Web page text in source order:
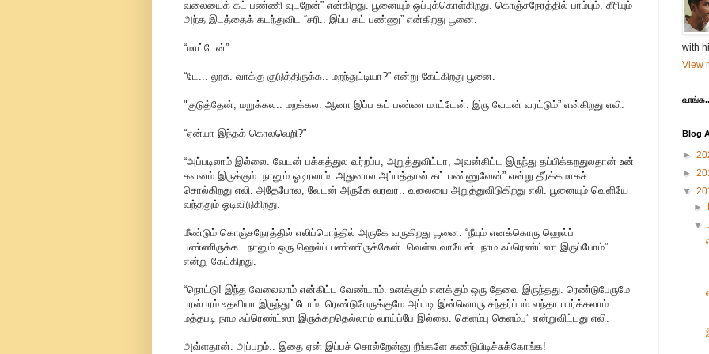
வலையைக் கட் பண்ணி வுடறேன்” என்கிறது. பூனையும் ஒப்புக்கொள்கிறது. கொஞ்சநேரத்தில் பாம்பும், கீரியும்
அந்த இடத்தைக் கடந்துவிட “சரி.. இப்ப கட் பண்ணு” என்கிறது பூனை.
“மாட்டேன்”
“டே... லூசு. வாக்கு குடுத்திருக்க.. மறந்துட்டியா?” என்று கேட்கிறது பூனை.
"குடுத்தேன், மறுக்கல.. மறக்கல. ஆனா இப்ப கட் பண்ண மாட்டேன். இரு வேடன் வரட்டும்” என்கிறது எலி.
“ஏன்யா இந்தக் கொலவெறி?”
“அப்படிலாம் இல்லை. வேடன் பக்கத்துல வர்றப்ப, அறுத்துவிட்டா, அவன்கிட்ட இருந்து தப்பிக்கறதுலதான் உன்
கவனம் இருக்கும். நானும் ஓடிரலாம். அதுனால அப்பத்தான் கட் பண்ணுவேன்” என்று தீர்க்கமாகச்
சொல்கிறது எலி. அதேபோல, வேடன் அருகே வரவர.. வலையை அறுத்துவிடுகிறது எலி. பூனையும் வெளியே
வந்ததும் ஓடிவிடுகிறது.
மீண்டும் கொஞ்சநேரத்தில் எலிப்பொந்தில் அருகே வருகிறது பூனை. “நீயும் எனக்கொரு ஹெல்ப்
பண்ணிருக்க.. நானும் ஒரு ஹெல்ப் பண்ணிருக்கேன். வெள்ல வாயேன். நாம ஃப்ரெண்ட்ஸா இருப்போம்”
என்று கேட்கிறது.
“நொட்டு! இந்த வேலைலாம் என்கிட்ட வேண்டாம். உனக்கும் எனக்கும் ஒரு தேவை இருந்தது. ரெண்டுபேருமே
பரஸ்பரம் உதவியா இருந்துட்டோம். ரெண்டுபேருக்குமே அப்படி இன்னொரு சந்தர்ப்பம் வந்தா பார்க்கலாம்.
மத்தபடி நாம ஃப்ரெண்ட்ஸா இருக்கறதெல்லாம் வாய்ப்பே இல்லை. கெளம்பு கெளம்பு” என்றுவிட்டது எலி.
அவ்ளதான். அப்பறம்.. இதை ஏன் இப்பச் சொல்றேன்னு நீங்களே கண்டுபிடிச்சுக்கோங்க!
with
View
Blog
►
►
▼
►
▼